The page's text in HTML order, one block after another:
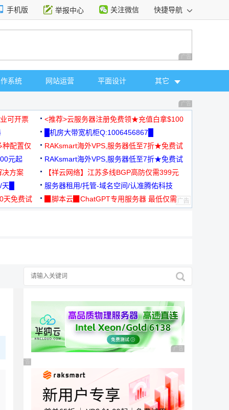
手机版 举报中心 关注微信 快捷导航
广告 商业广告，理
系统 网站运营 平面设计 其它
广告 商业广告，理
可开票
<推荐>云服务器注册免费领★充值白拿$100
█机房大带宽机柜Q:1006456867█
种配置仅
RAKsmart海外VPS,服务器低至7折★免费试
用★
元起
RAKsmart海外VPS,服务器低至7折★免费试
用★
决方案
【祥云网络】江苏多线BGP高防仅需399元
█
服务器租用/托管-域名空间/认准腾佑科技
免费试
▉脚本云▉ChatGPT专用服务器 最低仅需
广告 商业广告，理性
广告 商业广告，理性选择